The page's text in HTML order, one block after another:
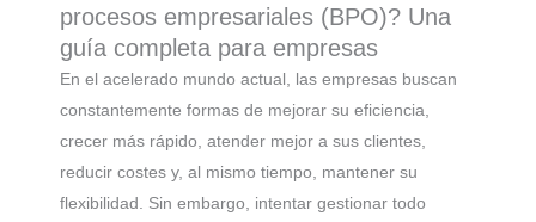
procesos empresariales (BPO)? Una
guía completa para empresas
En el acelerado mundo actual, las empresas buscan
constantemente formas de mejorar su eficiencia,
crecer más rápido, atender mejor a sus clientes,
reducir costes y, al mismo tiempo, mantener su
flexibilidad. Sin embargo, intentar gestionar todo